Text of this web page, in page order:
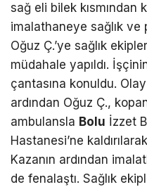
sağ eli bilek kısmından
imalathaneye sağlık
Oğuz Ç.’ye sağlık
müdahale yapıldı.
çantasına konuldu.
ardından Oğuz Ç.,
ambulansla Bolu İzzet
Hastanesi’ne
Kazanın ardından
de fenalaştı. Sağlık